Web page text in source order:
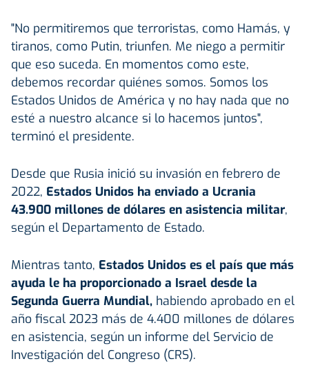
"No permitiremos que terroristas, como Hamás, y
tiranos, como Putin, triunfen. Me niego a permitir
que eso suceda. En momentos como este,
debemos recordar quiénes somos. Somos los
Estados Unidos de América y no hay nada que no
esté a nuestro alcance si lo hacemos juntos",
terminó el presidente.
Desde que Rusia inició su invasión en febrero de
2022, Estados Unidos ha enviado a Ucrania
43.900 millones de dólares en asistencia militar,
según el Departamento de Estado.
Mientras tanto, Estados Unidos es el país que más
ayuda le ha proporcionado a Israel desde la
Segunda Guerra Mundial, habiendo aprobado en el
año fiscal 2023 más de 4.400 millones de dólares
en asistencia, según un informe del Servicio de
Investigación del Congreso (CRS).